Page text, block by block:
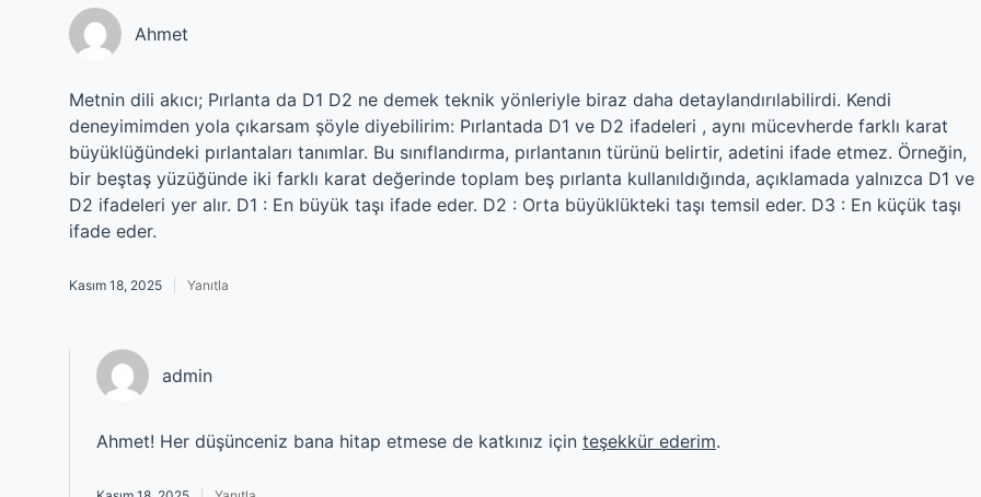
Ahmet
Metnin dili akıcı; Pırlanta da D1 D2 ne demek teknik yönleriyle biraz daha detaylandırılabilirdi. Kendi
deneyimimden yola çıkarsam şöyle diyebilirim: Pırlantada D1 ve D2 ifadeleri , aynı mücevherde farklı karat
büyüklüğündeki pırlantaları tanımlar. Bu sınıflandırma, pırlantanın türünü belirtir, adetini ifade etmez. Örneğin,
bir beştaş yüzüğünde iki farklı karat değerinde toplam beş pırlanta kullanıldığında, açıklamada yalnızca D1 ve
D2 ifadeleri yer alır. D1 : En büyük taşı ifade eder. D2 : Orta büyüklükteki taşı temsil eder. D3 : En küçük taşı
ifade eder.
Kasım 18, 2025 Yanıtla
admin
Ahmet! Her düşünceniz bana hitap etmese de katkınız için teşekkür ederim.